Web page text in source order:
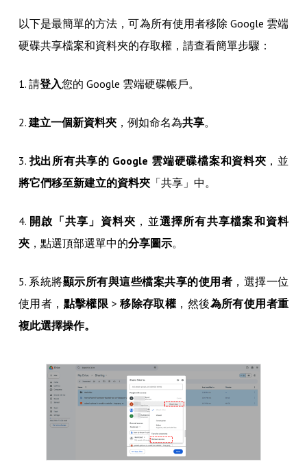
以下是最簡單的方法，可為所有使用者移除 Google 雲端
硬碟共享檔案和資料夾的存取權，請查看簡單步驟：
1. 請登入您的 Google 雲端硬碟帳戶。
2. 建立一個新資料夾，例如命名為共享。
3. 找出所有共享的 Google 雲端硬碟檔案和資料夾 ，並
將它們移至新建立的資料夾「共享」中。
4. 開啟「共享」資料夾 ，並選擇所有共享檔案和資料
夾，點選頂部選單中的分享圖示。
5. 系統將顯示所有與這些檔案共享的使用者 ，選擇一位
使用者， 點擊權限 >移除存取權 ，然後為所有使用者重
複此選擇操作。